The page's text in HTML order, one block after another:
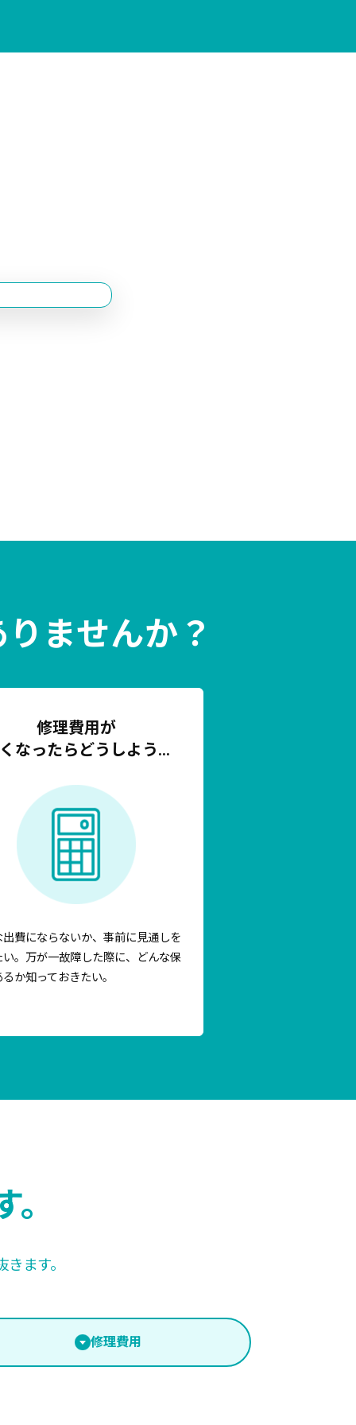
ませんか？
修理費用が
なったらどうしよう…
出費にならないか、事前に見通しを
い。万が一故障した際に、どんな保
か知っておきたい。
ます。
修理費用